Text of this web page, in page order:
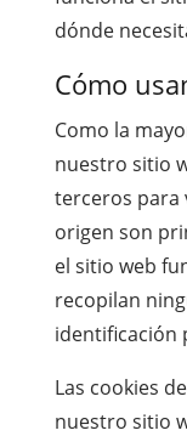
dónde
Cómo
Como la
nuestro sitio
terceros para
origen son
el sitio web
recopilan
identificación
Las cookies
nuestro sitio